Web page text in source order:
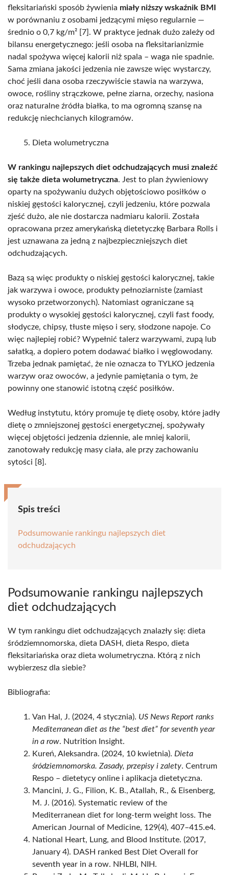
fleksitariański sposób żywienia miały niższy wskaźnik BMI
w porównaniu z osobami jedzącymi mięso regularnie —
średnio o 0,7 kg/m² [7]. W praktyce jednak dużo zależy od
bilansu energetycznego: jeśli osoba na fleksitarianizmie
nadal spożywa więcej kalorii niż spala – waga nie spadnie.
Sama zmiana jakości jedzenia nie zawsze więc wystarczy,
choć jeśli dana osoba rzeczywiście stawia na warzywa,
owoce, rośliny strączkowe, pełne ziarna, orzechy, nasiona
oraz naturalne źródła białka, to ma ogromną szansę na
redukcję niechcianych kilogramów.
Dieta wolumetryczna
W rankingu najlepszych diet odchudzających musi znaleźć
się także dieta wolumetryczna. Jest to plan żywieniowy
oparty na spożywaniu dużych objętościowo posiłków o
niskiej gęstości kalorycznej, czyli jedzeniu, które pozwala
zjeść dużo, ale nie dostarcza nadmiaru kalorii. Została
opracowana przez amerykańską dietetyczkę Barbara Rolls i
jest uznawana za jedną z najbezpieczniejszych diet
odchudzających.
Bazą są więc produkty o niskiej gęstości kalorycznej, takie
jak warzywa i owoce, produkty pełnoziarniste (zamiast
wysoko przetworzonych). Natomiast ograniczane są
produkty o wysokiej gęstości kalorycznej, czyli fast foody,
słodycze, chipsy, tłuste mięso i sery, słodzone napoje. Co
więc najlepiej robić? Wypełnić talerz warzywami, zupą lub
sałatką, a dopiero potem dodawać białko i węglowodany.
Trzeba jednak pamiętać, że nie oznacza to TYLKO jedzenia
warzyw oraz owoców, a jedynie pamiętania o tym, że
powinny one stanowić istotną część posiłków.
Według instytutu, który promuje tę dietę osoby, które jadły
dietę o zmniejszonej gęstości energetycznej, spożywały
więcej objętości jedzenia dziennie, ale mniej kalorii,
zanotowały redukcję masy ciała, ale przy zachowaniu
sytości [8].
Spis treści
Podsumowanie rankingu najlepszych diet
odchudzających
Podsumowanie rankingu najlepszych
diet odchudzających
W tym rankingu diet odchudzających znalazły się: dieta
śródziemnomorska, dieta DASH, dieta Respo, dieta
fleksitariańska oraz dieta wolumetryczna. Którą z nich
wybierzesz dla siebie?
Bibliografia:
Van Hal, J. (2024, 4 stycznia). US News Report ranks
Mediterranean diet as the “best diet” for seventh year
in a row. Nutrition Insight.
Kureń, Aleksandra. (2024, 10 kwietnia). Dieta
śródziemnomorska. Zasady, przepisy i zalety. Centrum
Respo – dietetycy online i aplikacja dietetyczna.
Mancini, J. G., Filion, K. B., Atallah, R., & Eisenberg,
M. J. (2016). Systematic review of the
Mediterranean diet for long-term weight loss. The
American Journal of Medicine, 129(4), 407–415.e4.
National Heart, Lung, and Blood Institute. (2017,
January 4). DASH ranked Best Diet Overall for
seventh year in a row. NHLBI, NIH.